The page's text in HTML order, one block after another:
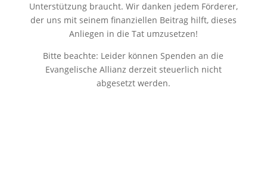
Unterstützung braucht. Wir danken jedem Förderer,
der uns mit seinem finanziellen Beitrag hilft, dieses
Anliegen in die Tat umzusetzen!
Bitte beachte: Leider können Spenden an die
Evangelische Allianz derzeit steuerlich nicht
abgesetzt werden.